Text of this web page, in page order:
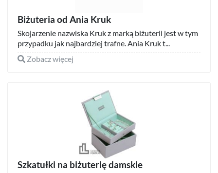
Biżuteria od Ania Kruk
Skojarzenie nazwiska Kruk z marką biżuterii jest w tym
przypadku jak najbardziej trafne. Ania Kruk t...
Zobacz więcej
Szkatułki na biżuterię damskie